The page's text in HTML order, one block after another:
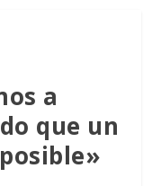
a
que un